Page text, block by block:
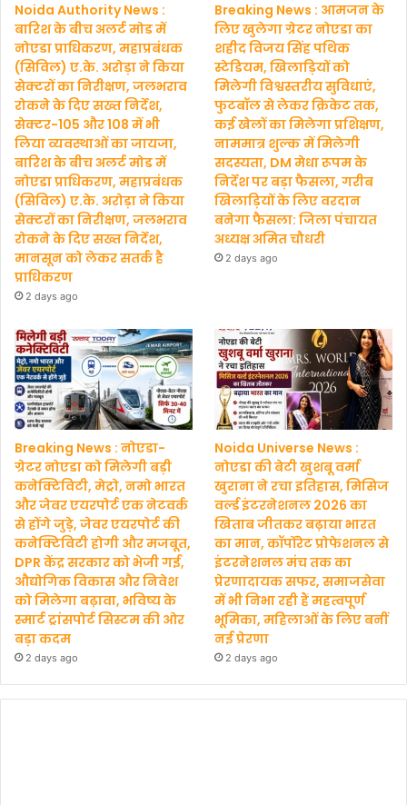
Noida Authority News :
बारिश के बीच अलर्ट मोड में
नोएडा प्राधिकरण, महाप्रबंधक
(सिविल) ए.के. अरोड़ा ने किया
सेक्टरों का निरीक्षण, जलभराव
रोकने के दिए सख्त निर्देश,
सेक्टर-105 और 108 में भी
लिया व्यवस्थाओं का जायजा,
बारिश के बीच अलर्ट मोड में
नोएडा प्राधिकरण, महाप्रबंधक
(सिविल) ए.के. अरोड़ा ने किया
सेक्टरों का निरीक्षण, जलभराव
रोकने के दिए सख्त निर्देश,
मानसून को लेकर सतर्क है
प्राधिकरण
2 days ago
Breaking News : आमजन के
लिए खुलेगा ग्रेटर नोएडा का
शहीद विजय सिंह पथिक
स्टेडियम, खिलाड़ियों को
मिलेगी विश्वस्तरीय सुविधाएं,
फुटबॉल से लेकर क्रिकेट तक,
कई खेलों का मिलेगा प्रशिक्षण,
नाममात्र शुल्क में मिलेगी
सदस्यता, DM मेधा रूपम के
निर्देश पर बड़ा फैसला, गरीब
खिलाड़ियों के लिए वरदान
बनेगा फैसला: जिला पंचायत
अध्यक्ष अमित चौधरी
2 days ago
Breaking News : नोएडा-
ग्रेटर नोएडा को मिलेगी बड़ी
कनेक्टिविटी, मेट्रो, नमो भारत
और जेवर एयरपोर्ट एक नेटवर्क
से होंगे जुड़े, जेवर एयरपोर्ट की
कनेक्टिविटी होगी और मजबूत,
DPR केंद्र सरकार को भेजी गई,
औद्योगिक विकास और निवेश
को मिलेगा बढ़ावा, भविष्य के
स्मार्ट ट्रांसपोर्ट सिस्टम की ओर
बड़ा कदम
2 days ago
Noida Universe News :
नोएडा की बेटी खुशबू वर्मा
खुराना ने रचा इतिहास, मिसिज
वर्ल्ड इंटरनेशनल 2026 का
खिताब जीतकर बढ़ाया भारत
का मान, कॉर्पोरेट प्रोफेशनल से
इंटरनेशनल मंच तक का
प्रेरणादायक सफर, समाजसेवा
में भी निभा रही हैं महत्वपूर्ण
भूमिका, महिलाओं के लिए बनीं
नई प्रेरणा
2 days ago